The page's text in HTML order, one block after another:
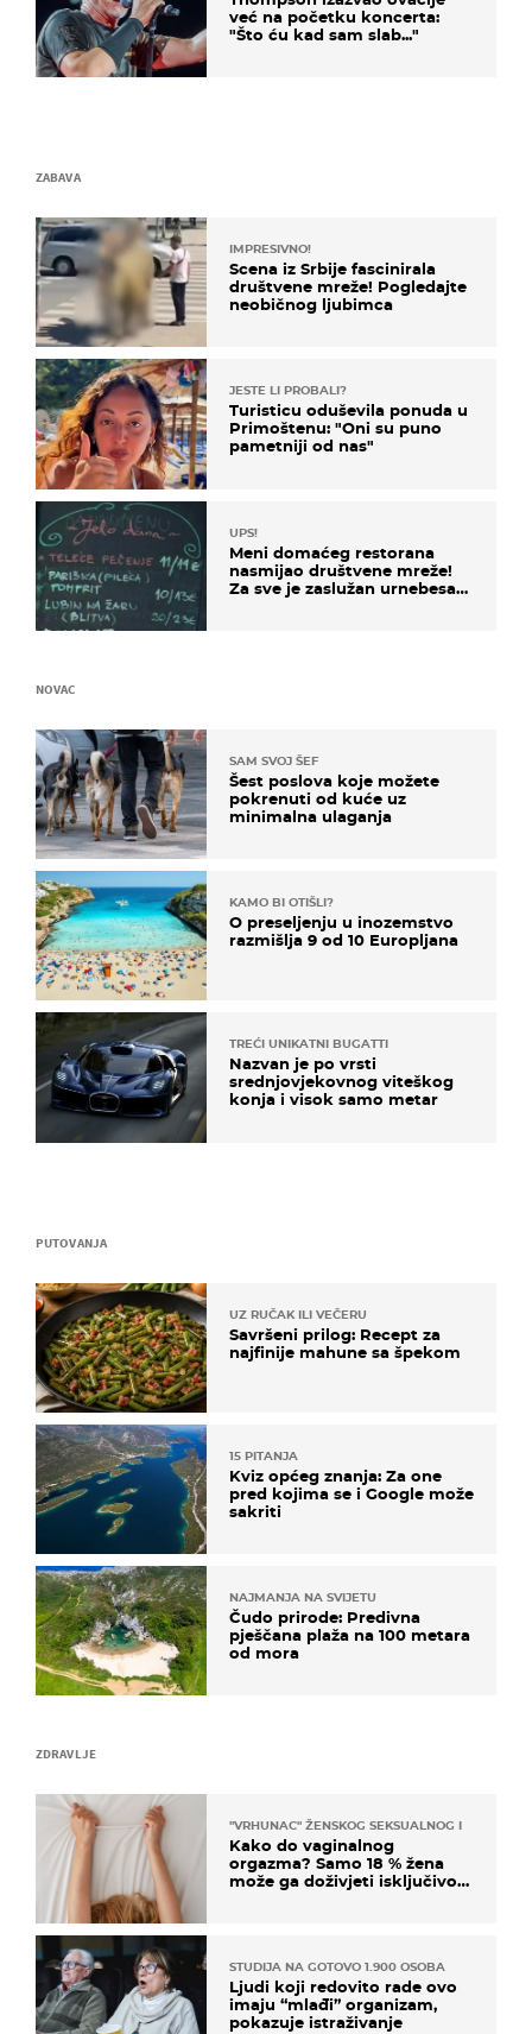
već na početku koncerta:
"Što ću kad sam slab..."
ZDRAVLJE
"VRHUNAC" ŽENSKOG SEKSUALNOG ISKUSTVA
Kako do vaginalnog
orgazma? Samo 18 % žena
može ga doživjeti isključivo
STUDIJA NA GOTOVO 1.900 OSOBA
Ljudi koji redovito rade ovo
imaju “mlađi” organizam,
pokazuje istraživanje
ZABAVA
IMPRESIVNO!
Scena iz Srbije fascinirala
društvene mreže! Pogledajte
neobičnog ljubimca
JESTE LI PROBALI?
Turisticu oduševila ponuda u
Primoštenu: "Oni su puno
pametniji od nas"
UPS!
Meni domaćeg restorana
nasmijao društvene mreže!
Za sve je zaslužan urnebesan
PUTOVANJA
UZ RUČAK ILI VEČERU
Savršeni prilog: Recept za
najfinije mahune sa špekom
15 PITANJA
Kviz općeg znanja: Za one
pred kojima se i Google može
sakriti
NAJMANJA NA SVIJETU
Čudo prirode: Predivna
pješčana plaža na 100 metara
od mora
NOVAC
SAM SVOJ ŠEF
Šest poslova koje možete
pokrenuti od kuće uz
minimalna ulaganja
KAMO BI OTIŠLI?
O preseljenju u inozemstvo
razmišlja 9 od 10 Europljana
TREĆI UNIKATNI BUGATTI
Nazvan je po vrsti
srednjovjekovnog viteškog
konja i visok samo metar